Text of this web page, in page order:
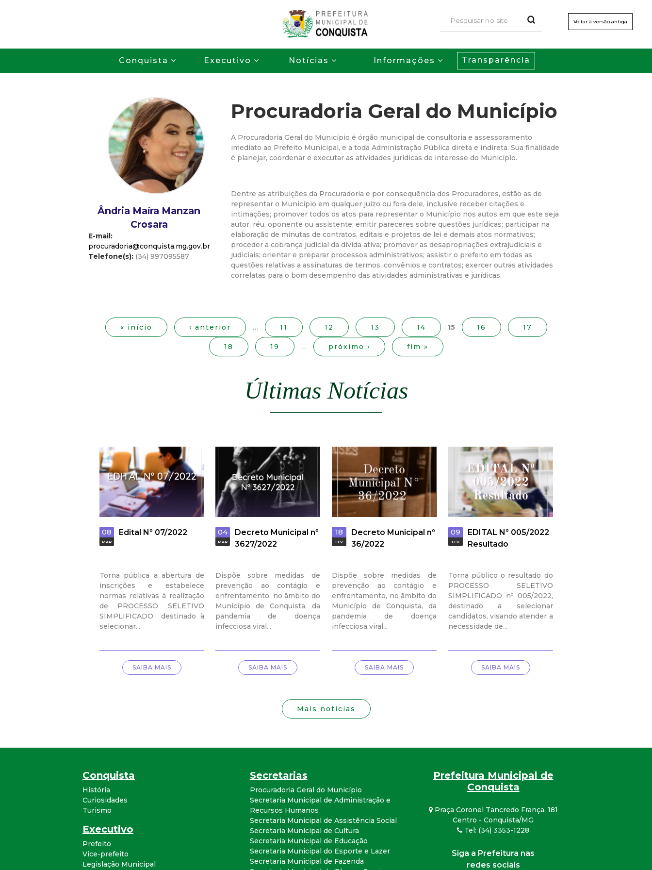
para
o
conteúdo
principal
Voltar à versão antiga
P
r
f
e
i
t
u
r
a
M
n
i
c
i
a
l
d
e
C
n
q
u
i
s
M
G
Conquista Executivo Notícias Informações Transparência
Procuradoria Geral do Município
A Procuradoria Geral do Município é órgão municipal de consultoria e assessoramento
imediato ao Prefeito Municipal, e a toda Administração Pública direta e indireta. Sua finalidade
é planejar, coordenar e executar as atividades jurídicas de interesse do Município.
Dentre as atribuições da Procuradoria e por consequência dos Procuradores, estão as de
representar o Município em qualquer juízo ou fora dele, inclusive receber citações e
intimações; promover todos os atos para representar o Município nos autos em que este seja
autor, réu, oponente ou assistente; emitir pareceres sobre questões jurídicas; participar na
elaboração de minutas de contratos, editais e projetos de lei e demais atos normativos;
proceder a cobrança judicial da dívida ativa; promover as desapropriações extrajudiciais e
judiciais; orientar e preparar processos administrativos; assistir o prefeito em todas as
questões relativas a assinaturas de termos, convênios e contratos; exercer outras atividades
correlatas para o bom desempenho das atividades administrativas e jurídicas.
Ândria Maíra Manzan
Crosara
E-mail:
procuradoria@conquista.mg.gov.br
Telefone(s): (34) 997095587
« início ‹ anterior … 11 12 13 14 15 16 17
18 19 … próximo › fim »
Últimas Notícias
08
MAR
Edital Nº 07/2022
Torna pública a abertura de
inscrições e estabelece
normas relativas à realização
de PROCESSO SELETIVO
SIMPLIFICADO destinado à
selecionar...
SAIBA MAIS
04
MAR
Decreto Municipal nº
3627/2022
Dispõe sobre medidas de
prevenção ao contágio e
enfrentamento, no âmbito do
Município de Conquista, da
pandemia de doença
infecciosa viral...
SAIBA MAIS
18
FEV
Decreto Municipal n°
36/2022
Dispõe sobre medidas de
prevenção ao contágio e
enfrentamento, no âmbito do
Município de Conquista, da
pandemia de doença
infecciosa viral...
SAIBA MAIS
09
FEV
EDITAL Nº 005/2022
Resultado
Torna público o resultado do
PROCESSO SELETIVO
SIMPLIFICADO nº 005/2022,
destinado a selecionar
candidatos, visando atender a
necessidade de...
SAIBA MAIS
Mais notícias
Conquista
História
Curiosidades
Turismo
Executivo
Prefeito
Vice-prefeito
Legislação Municipal
Secretarias
Procuradoria Geral do Município
Secretaria Municipal de Administração e
Recursos Humanos
Secretaria Municipal de Assistência Social
Secretaria Municipal de Cultura
Secretaria Municipal de Educação
Secretaria Municipal do Esporte e Lazer
Secretaria Municipal de Fazenda
Prefeitura Municipal de
Conquista
Praça Coronel Tancredo França, 181
Centro - Conquista/MG
Tel: (34) 3353-1228
Siga a Prefeitura nas
redes sociais